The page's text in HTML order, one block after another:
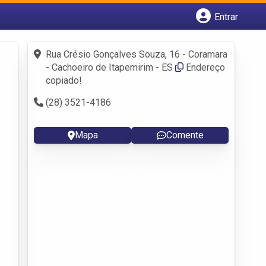
Entrar
Fazer login
Criar conta
Rua Crésio Gonçalves Souza, 16 - Coramara
- Cachoeiro de Itapemirim - ES
Endereço
copiado!
(28) 3521-4186
Mapa Comente